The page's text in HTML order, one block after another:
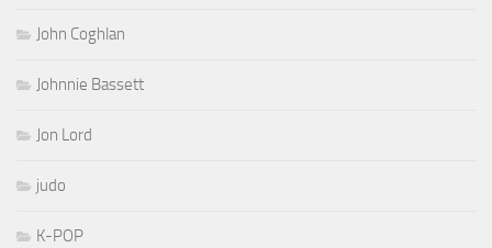
John Coghlan
Johnnie Bassett
Jon Lord
judo
K-POP